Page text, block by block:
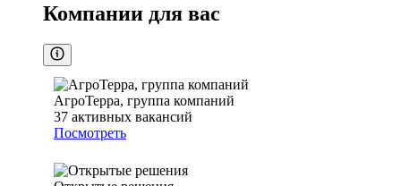
Компании для вас
АгроТерра, группа компаний
37 активных вакансий
Посмотреть